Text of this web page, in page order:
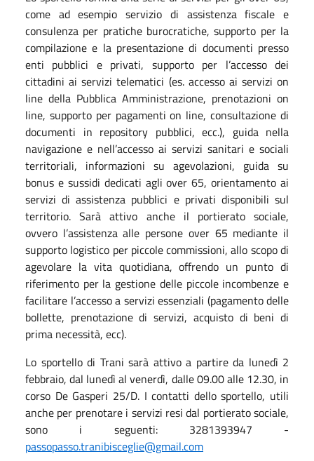
come ad esempio servizio di assistenza fiscale e
consulenza per pratiche burocratiche, supporto per la
compilazione e la presentazione di documenti presso
enti pubblici e privati, supporto per l’accesso dei
cittadini ai servizi telematici (es. accesso ai servizi on
line della Pubblica Amministrazione, prenotazioni on
line, supporto per pagamenti on line, consultazione di
documenti in repository pubblici, ecc.), guida nella
navigazione e nell’accesso ai servizi sanitari e sociali
territoriali, informazioni su agevolazioni, guida su
bonus e sussidi dedicati agli over 65, orientamento ai
servizi di assistenza pubblici e privati disponibili sul
territorio. Sarà attivo anche il portierato sociale,
ovvero l’assistenza alle persone over 65 mediante il
supporto logistico per piccole commissioni, allo scopo di
agevolare la vita quotidiana, offrendo un punto di
riferimento per la gestione delle piccole incombenze e
facilitare l’accesso a servizi essenziali (pagamento delle
bollette, prenotazione di servizi, acquisto di beni di
prima necessità, ecc).
Lo sportello di Trani sarà attivo a partire da lunedì 2
febbraio, dal lunedì al venerdì, dalle 09.00 alle 12.30, in
corso De Gasperi 25/D. I contatti dello sportello, utili
anche per prenotare i servizi resi dal portierato sociale,
sono i seguenti: 3281393947 -
passopasso.tranibisceglie@gmail.com